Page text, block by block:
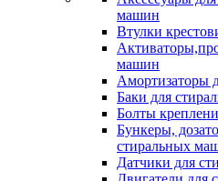
машин
Втулки
машин
Амортизаторы
Баки для
Болты
Бункеры,
стиральных
Датчики для